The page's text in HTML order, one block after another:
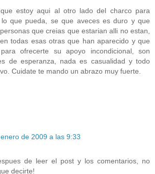
estoy aqui al otro lado del charco para
que pueda, se que aveces es duro y que
que creias que estarian alli no estan,
todas esas otras que han aparecido y que
ofrecerte su apoyo incondicional, son
de esperanza, nada es casualidad y todo
Cuidate te mando un abrazo muy fuerte.
de 2009 a las 9:33
de leer el post y los comentarios, no
decirte!